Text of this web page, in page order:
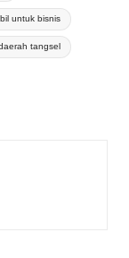
untuk bisnis
tangsel